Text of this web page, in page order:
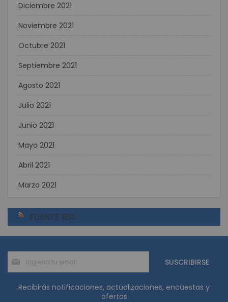
Diciembre 2021
Noviembre 2021
Octubre 2021
Septiembre 2021
Agosto 2021
Julio 2021
Junio 2021
Mayo 2021
Abril 2021
Marzo 2021
FUENTE RSS
al
boletín
informativo:
SUSCRIBIRSE
Recibirás notificaciones, actualizaciones, encuestas y
ofertas